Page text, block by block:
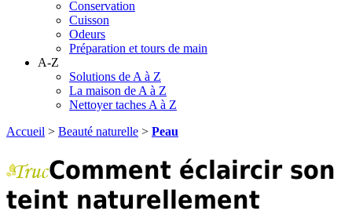
Conservation
Cuisson
Odeurs
Préparation et tours de main
A-Z
Solutions de A à Z
La maison de A à Z
Nettoyer taches A à Z
Accueil > Beauté naturelle > Peau
Comment éclaircir son
teint naturellement